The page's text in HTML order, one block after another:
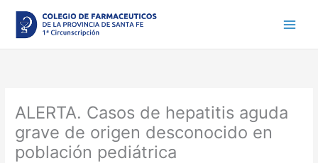
contenido
ALERTA. Casos de hepatitis aguda
grave de origen desconocido en
población pediátrica